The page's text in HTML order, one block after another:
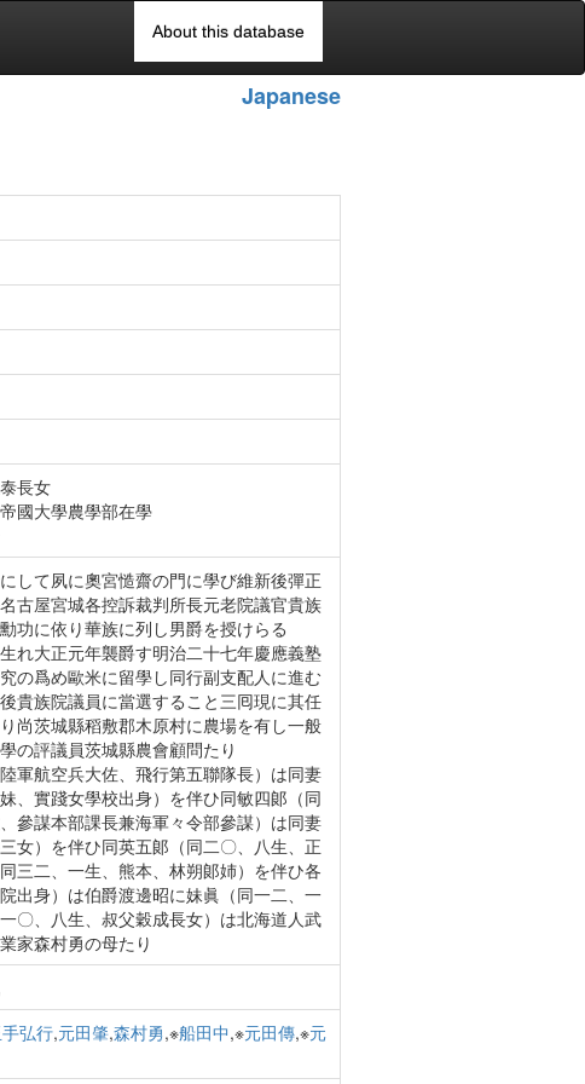
About this database
Japanese
長女
國大學農學部在學
して夙に奧宮慥齋の門に學び維新後彈正
古屋宮城各控訴裁判所長元老院議官貴族
功に依り華族に列し男爵を授けらる
れ大正元年襲爵す明治二十七年慶應義塾
の爲め歐米に留學し同行副支配人に進む
貴族院議員に當選すること三囘現に其任
尚茨城縣稻敷郡木原村に農場を有し一般
の評議員茨城縣農會顧問たり
軍航空兵大佐、飛行第五聯隊長）は同妻
、實踐女學校出身）を伴ひ同敏四郞（同
參謀本部課長兼海軍々令部參謀）は同妻
女）を伴ひ同英五郞（同二〇、八生、正
三二、一生、熊本、林朔郞姉）を伴ひ各
出身）は伯爵渡邊昭に妹眞（同一二、一
〇、八生、叔父穀成長女）は北海道人武
家森村勇の母たり
弘行,元田肇,森村勇,※船田中,※元田傳,※元